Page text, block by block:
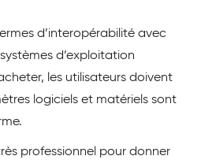
d’interopérabilité avec
d’exploitation
les utilisateurs doivent
logiciels et matériels sont
professionnel pour donner